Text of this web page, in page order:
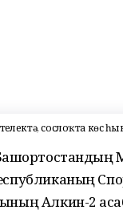
сослоҡта көс
Алкин-2